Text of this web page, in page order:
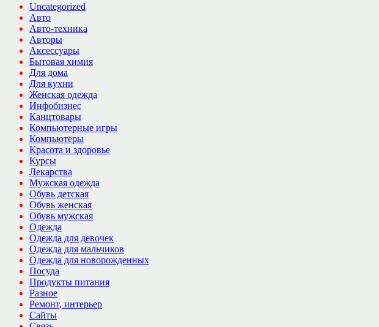
Uncategorized
Авто
Авто-техника
Авторы
Аксессуары
Бытовая химия
Для дома
Для кухни
Женская одежда
Инфобизнес
Канцтовары
Компьютерные игры
Компьютеры
Красота и здоровье
Курсы
Лекарства
Мужская одежда
Обувь детская
Обувь женская
Обувь мужская
Одежда
Одежда для девочек
Одежда для мальчиков
Одежда для новорожденных
Посуда
Продукты питания
Разное
Ремонт, интерьер
Сайты